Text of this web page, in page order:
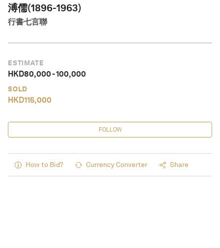
溥儒(1896-1963)
行書七言聯
ESTIMATE
HKD80,000-100,000
SOLD
HKD115,000
FOLLOW
How to Bid? Currency Converter Share